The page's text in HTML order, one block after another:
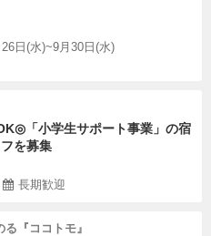
日(水)~9月30日(水)
「小学生サポート事業」の宿
を募集
長期歓迎
『ココトモ』